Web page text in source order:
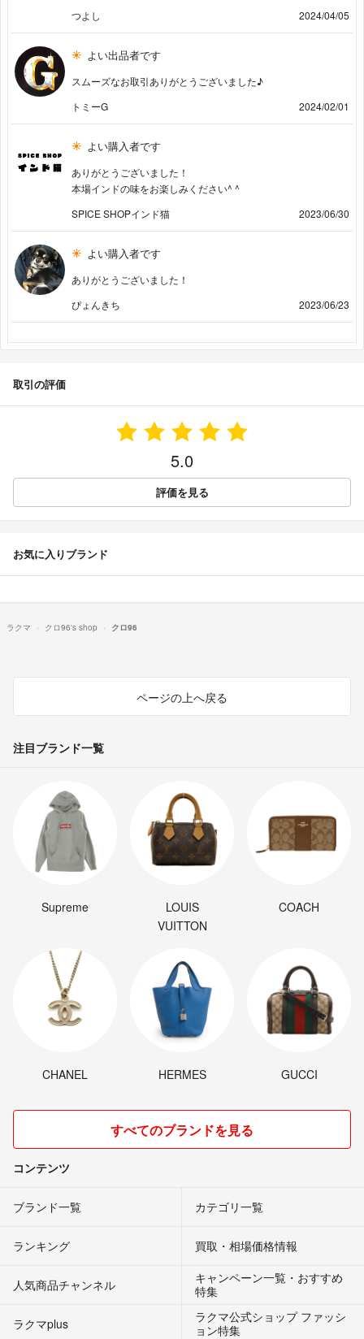
つよし 2024/04/05
よい出品者です
スムーズなお取引ありがとうございました♪
トミーG
2024/02/01
よい購入者です
ありがとうございました！
本場インドの味をお楽しみください^ ^
SPICE SHOPインド猫
2023/06/30
よい購入者です
ありがとうございました！
ぴょんきち
2023/06/23
取引の評価
5.0
評価を見る
お気に入りブランド
ラクマ クロ96's shop クロ96
ページの上へ戻る
注目ブランド一覧
Supreme
LOUIS
VUITTON
COACH
CHANEL HERMES GUCCI
すべてのブランドを見る
コンテンツ
ブランド一覧 カテゴリ一覧
ランキング 買取・相場価格情報
人気商品チャンネル
キャンペーン一覧・おすすめ
特集
ラクマplus
ラクマ公式ショップ ファッシ
ョン特集